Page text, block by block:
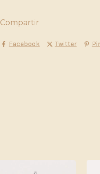
Compartir
Facebook Twitter